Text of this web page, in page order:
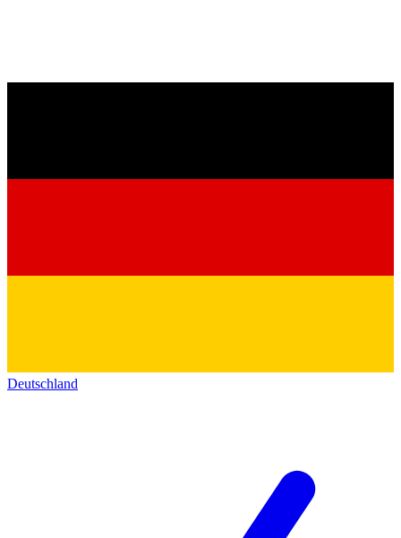
Deutschland